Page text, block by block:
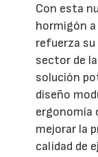
Con esta
hormigón
refuerza
sector de
solución
diseño
ergonomía
mejorar la
calidad de